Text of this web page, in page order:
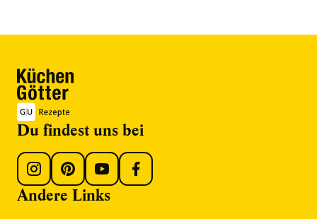
Du findest uns bei
Andere Links